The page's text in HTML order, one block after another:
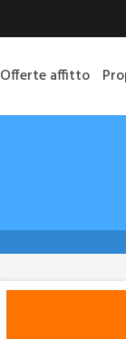
Offerte affitto